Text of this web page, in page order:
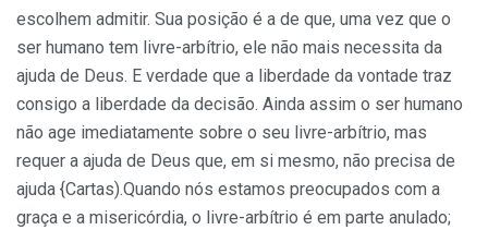
escolhem admitir. Sua posição é a de que, uma vez que o
ser humano tem livre-arbítrio, ele não mais necessita da
ajuda de Deus. E verdade que a liberdade da vontade traz
consigo a liberdade da decisão. Ainda assim o ser humano
não age imediatamente sobre o seu livre-arbítrio, mas
requer a ajuda de Deus que, em si mesmo, não precisa de
ajuda {Cartas).Quando nós estamos preocupados com a
graça e a misericórdia, o livre-arbítrio é em parte anulado;